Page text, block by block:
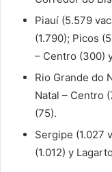
Piauí (5.579
(1.790); Picos
– Centro (300)
Rio Grande do
Natal – Centro
(75).
Sergipe (1.027
(1.012) y